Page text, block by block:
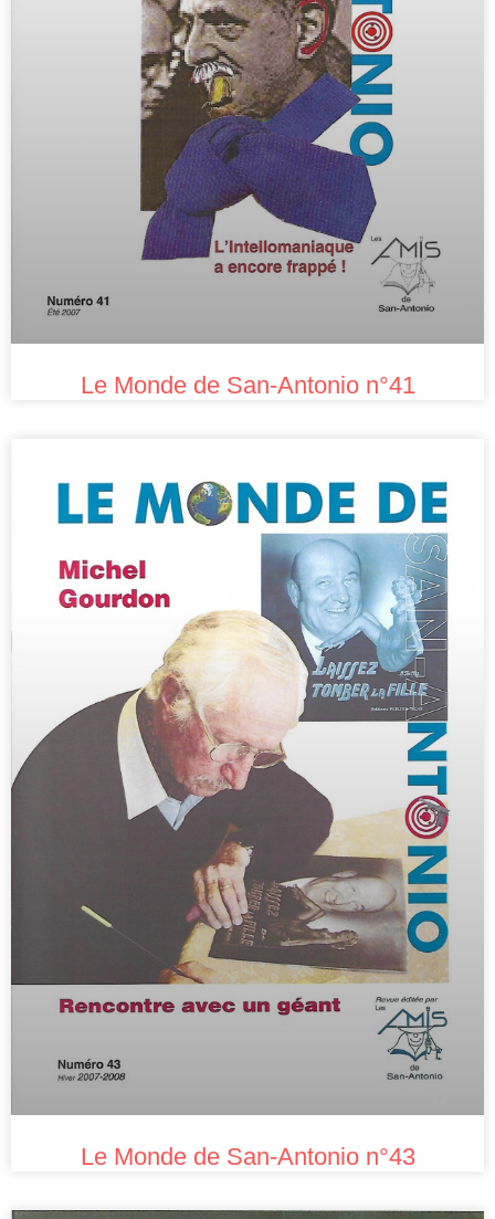
Le Monde de San-Antonio n°41
Le Monde de San-Antonio n°43